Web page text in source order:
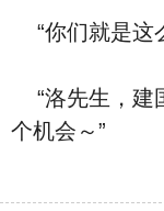
“你们就是这
“洛先生，建
个机会～”